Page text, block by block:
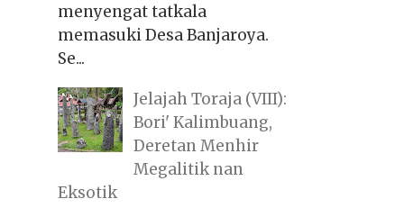
menyengat tatkala
memasuki Desa Banjaroya.
Se...
Jelajah Toraja (VIII):
Bori' Kalimbuang,
Deretan Menhir
Megalitik nan
Eksotik